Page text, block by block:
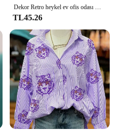
Dekor Retro heykel ev ofis odası masaüstü dekorasyon hediye Diy kaplan döküm hayvan heykelcik soyut geometrik tarzı Metal
TL45.26